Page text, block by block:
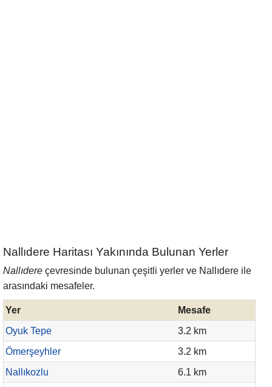
Nallıdere Haritası Yakınında Bulunan Yerler
Nallıdere çevresinde bulunan çeşitli yerler ve Nallıdere ile
arasındaki mesafeler.
Yer
Mesafe
Oyuk Tepe
3.2 km
Ömerşeyhler
3.2 km
Nallıkozlu
6.1 km